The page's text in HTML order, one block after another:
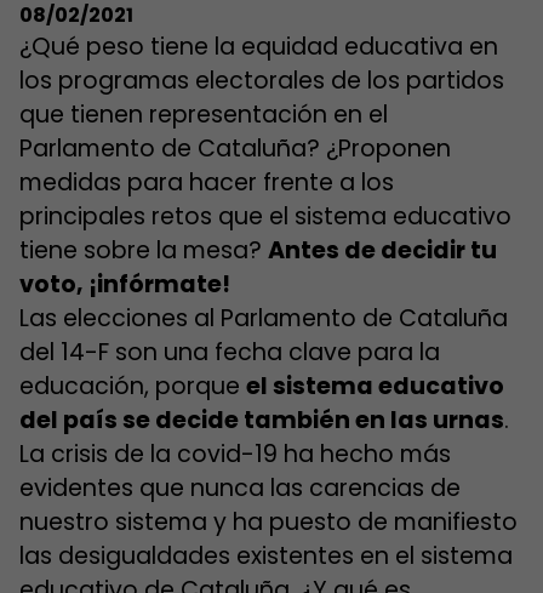
08/02/2021
¿Qué peso tiene la equidad educativa en
los programas electorales de los partidos
que tienen representación en el
Parlamento de Cataluña? ¿Proponen
medidas para hacer frente a los
principales retos que el sistema educativo
tiene sobre la mesa? Antes de decidir tu
voto, ¡infórmate!
Las elecciones al Parlamento de Cataluña
del 14-F son una fecha clave para la
educación, porque el sistema educativo
del país se decide también en las urnas.
La crisis de la covid-19 ha hecho más
evidentes que nunca las carencias de
nuestro sistema y ha puesto de manifiesto
las desigualdades existentes en el sistema